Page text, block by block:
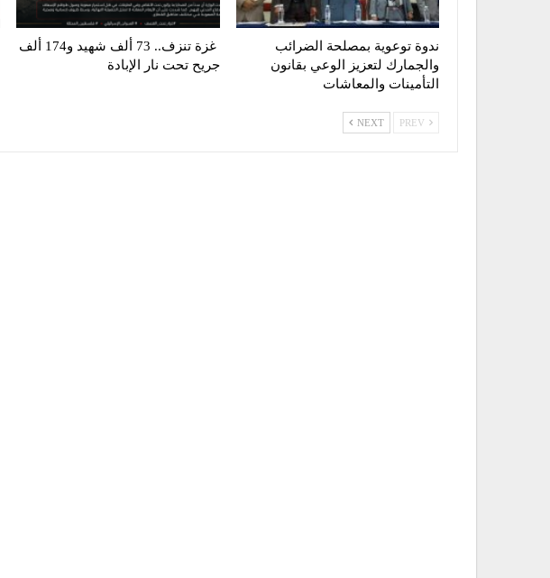
ندوة توعوية بمصلحة الضرائب
والجمارك لتعزيز الوعي بقانون
التأمينات والمعاشات
غزة تنزف.. 73 ألف شهيد و174 ألف
جريح تحت نار الإبادة
NEXT